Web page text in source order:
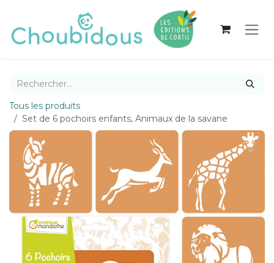
Tous les produits
Set de 6 pochoirs enfants, Animaux de la savane